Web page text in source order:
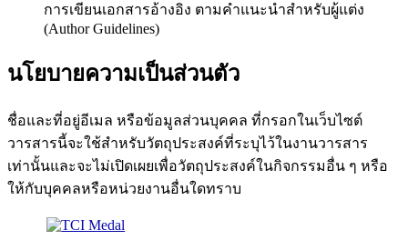
การเขียนเอกสารอ้างอิง ตามคำแนะนำสำหรับผู้แต่ง
(Author Guidelines)
นโยบายความเป็นส่วนตัว
ชื่อและที่อยู่อีเมล หรือข้อมูลส่วนบุคคล ที่กรอกในเว็บไซต์
วารสารนี้จะใช้สำหรับวัตถุประสงค์ที่ระบุไว้ในงานวารสาร
เท่านั้นและจะไม่เปิดเผยเพื่อวัตถุประสงค์ในกิจกรรมอื่น ๆ หรือ
ให้กับบุคคลหรือหน่วยงานอื่นใดทราบ